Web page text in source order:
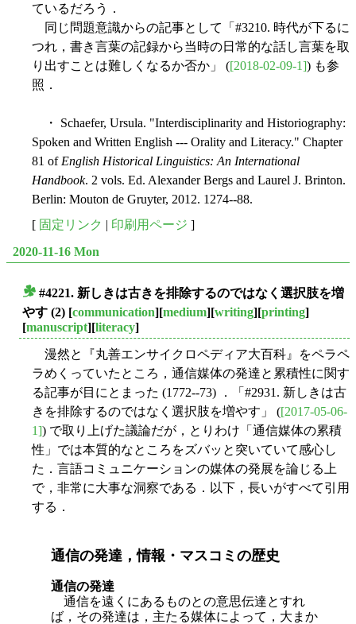
ているだろう．
同じ問題意識からの記事として「#3210. 時代が下るに
つれ，書き言葉の記録から当時の日常的な話し言葉を取
り出すことは難しくなるか否か」 ([2018-02-09-1]) も参
照．
・ Schaefer, Ursula. "Interdisciplinarity and Historiography:
Spoken and Written English --- Orality and Literacy." Chapter
81 of English Historical Linguistics: An International
Handbook. 2 vols. Ed. Alexander Bergs and Laurel J. Brinton.
Berlin: Mouton de Gruyter, 2012. 1274--88.
[ 固定リンク | 印刷用ページ ]
2020-11-16 Mon
#4221. 新しきは古きを排除するのではなく選択肢を増
やす (2) [communication][medium][writing][printing]
[manuscript][literacy]
漫然と『丸善エンサイクロペディア大百科』をペラペ
ラめくっていたところ，通信媒体の発達と累積性に関す
る記事が目にとまった (1772--73) ．「#2931. 新しきは古
きを排除するのではなく選択肢を増やす」 ([2017-05-06-
1]) で取り上げた議論だが，とりわけ「通信媒体の累積
性」では本質的なところをズバッと突いていて感心し
た．言語コミュニケーションの媒体の発展を論じる上
で，非常に大事な洞察である．以下，長いがすべて引用
する．
通信の発達，情報・マスコミの歴史
通信の発達
通信を遠くにあるものとの意思伝達とすれ
ば，その発達は，主たる媒体によって，大まか